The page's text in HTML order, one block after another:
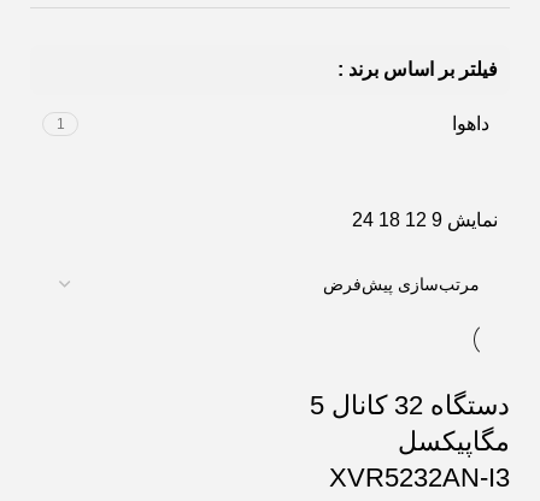
فیلتر بر اساس برند :
داهوا 1
نمایش 9
12
18
24
دستگاه 32 کانال 5
مگاپیکسل
XVR5232AN-I3